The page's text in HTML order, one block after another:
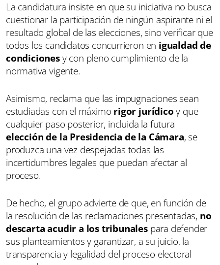
La candidatura insiste en que su iniciativa no busca
cuestionar la participación de ningún aspirante ni el
resultado global de las elecciones, sino verificar que
todos los candidatos concurrieron en igualdad de
condicionesy con pleno cumplimiento de la
normativa vigente.
Asimismo, reclama que las impugnaciones sean
estudiadas con el máximo rigor jurídicoy que
cualquier paso posterior, incluida la futura
elección de la Presidencia de la Cámara, se
produzca una vez despejadas todas las
incertidumbres legales que puedan afectar al
proceso.
De hecho, el grupo advierte de que, en función de
la resolución de las reclamaciones presentadas, no
descarta acudir a los tribunalespara defender
sus planteamientos y garantizar, a su juicio, la
transparencia y legalidad del proceso electoral